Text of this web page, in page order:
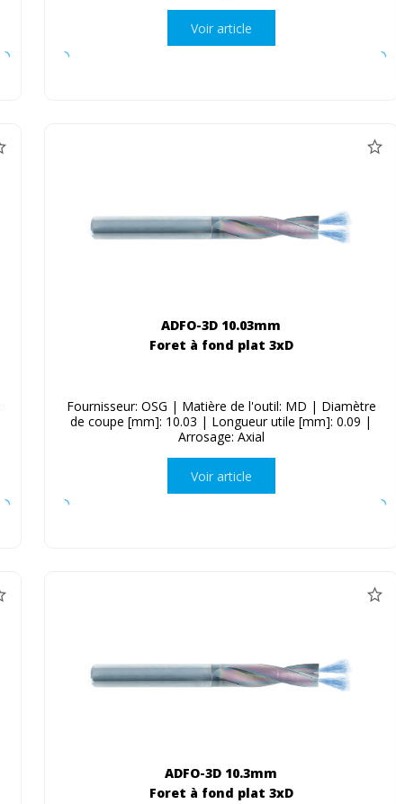
Voir article
ADFO-3D 10.03mm
Foret à fond plat 3xD
Fournisseur: OSG | Matière de l'outil: MD | Diamètre
de coupe [mm]: 10.03 | Longueur utile [mm]: 0.09 |
Arrosage: Axial
Voir article
ADFO-3D 10.3mm
Foret à fond plat 3xD